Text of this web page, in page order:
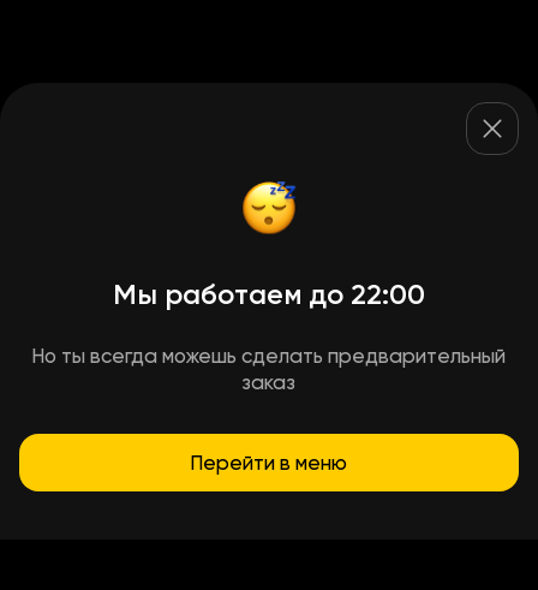
Мы работаем до 22:00
Но ты всегда можешь сделать предварительный
заказ
Перейти в меню